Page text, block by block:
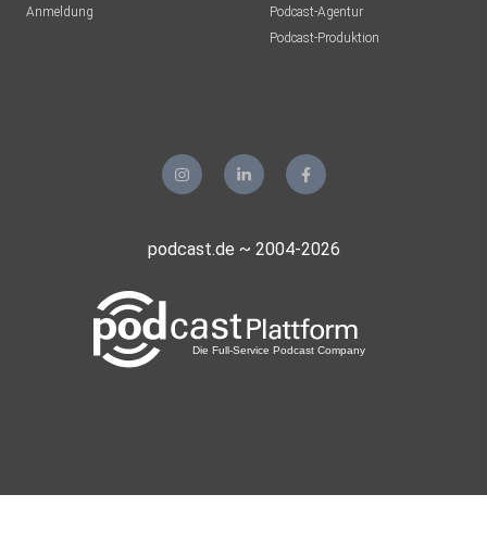
Anmeldung
Podcast-Agentur
Podcast-Produktion
podcast.de ~ 2004-2026